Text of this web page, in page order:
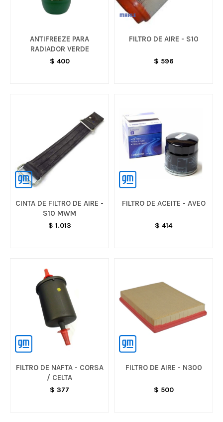
ANTIFREEZE PARA
RADIADOR VERDE
$ 400
FILTRO DE AIRE - S10
$ 596
CINTA DE FILTRO DE AIRE -
S10 MWM
$ 1.013
FILTRO DE ACEITE - AVEO
$ 414
FILTRO DE NAFTA - CORSA
/ CELTA
$ 377
FILTRO DE AIRE - N300
$ 500